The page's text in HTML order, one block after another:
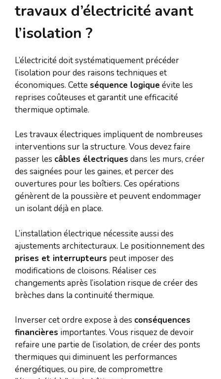
travaux d’électricité avant
l’isolation ?
L’électricité doit systématiquement précéder
l’isolation pour des raisons techniques et
économiques. Cetteséquence logique évite les
reprises coûteuses et garantit une efficacité
thermique optimale.
Les travaux électriques impliquent de nombreuses
interventions sur la structure. Vous devez faire
passer les câbles électriques dans les murs, créer
des saignées pour les gaines, et percer des
ouvertures pour les boîtiers. Ces opérations
génèrent de la poussière et peuvent endommager
un isolant déjà en place.
L’installation électrique nécessite aussi des
ajustements architecturaux. Le positionnement des
prises et interrupteurs peut imposer des
modifications de cloisons. Réaliser ces
changements après l’isolation risque de créer des
brèches dans la continuité thermique.
Inverser cet ordre expose à des conséquences
financières importantes. Vous risquez de devoir
refaire une partie de l’isolation, de créer des ponts
thermiques qui diminuent les performances
énergétiques, ou pire, de compromettre